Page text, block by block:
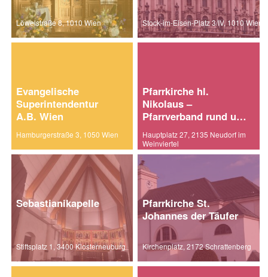
Löwelstraße 8, 1010 Wien Stock-im-Eisen-Platz 3/IV, 1010 Wien
Evangelische
Superintendentur
A.B. Wien
Hamburgerstraße 3, 1050 Wien
Pfarrkirche hl.
Nikolaus –
Pfarrverband rund um
Laa
Hauptplatz 27, 2135 Neudorf im
Weinviertel
Sebastianikapelle
Stiftsplatz 1, 3400 Klosterneuburg
Pfarrkirche St.
Johannes der Täufer
Kirchenplatz, 2172 Schrattenberg